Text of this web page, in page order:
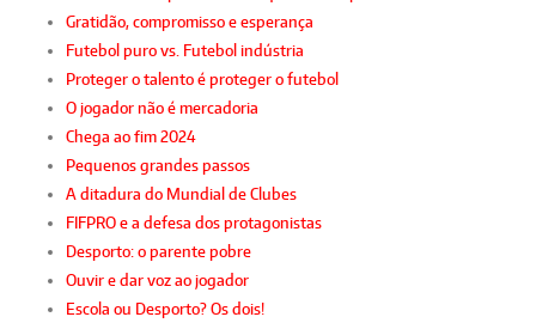
Gratidão, compromisso e esperança
Futebol puro vs. Futebol indústria
Proteger o talento é proteger o futebol
O jogador não é mercadoria
Chega ao fim 2024
Pequenos grandes passos
A ditadura do Mundial de Clubes
FIFPRO e a defesa dos protagonistas
Desporto: o parente pobre
Ouvir e dar voz ao jogador
Escola ou Desporto? Os dois!